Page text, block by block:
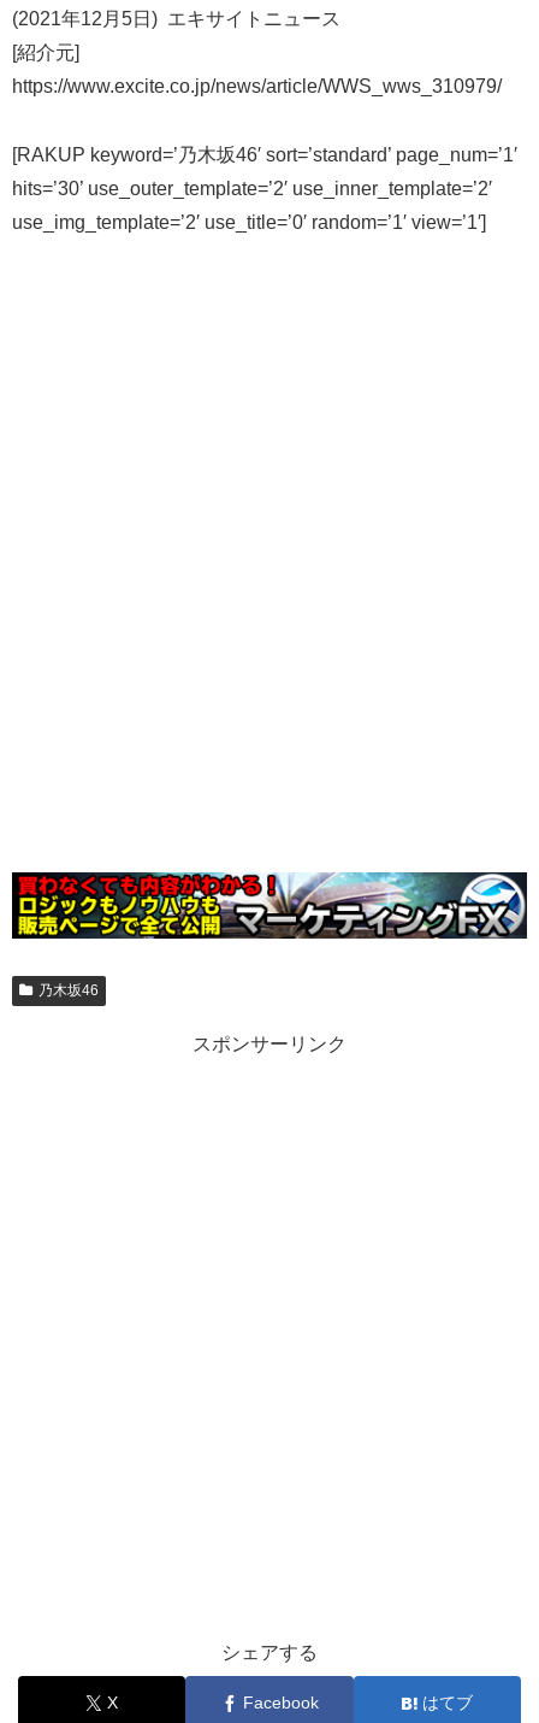
(2021年12月5日) エキサイトニュース
[紹介元]
https://www.excite.co.jp/news/article/WWS_wws_310979/
[RAKUP keyword=’乃木坂46′ sort=’standard’ page_num=’1′
hits=’30’ use_outer_template=’2′ use_inner_template=’2′
use_img_template=’2′ use_title=’0′ random=’1′ view=’1′]
乃木坂46
スポンサーリンク
シェアする
X Facebook はてブ